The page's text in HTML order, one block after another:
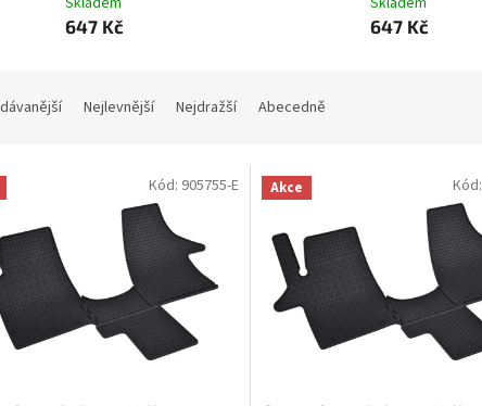
647 Kč
647 Kč
Nejlevnější Nejdražší Abecedně
Kód: 905755-E Akce Kód: